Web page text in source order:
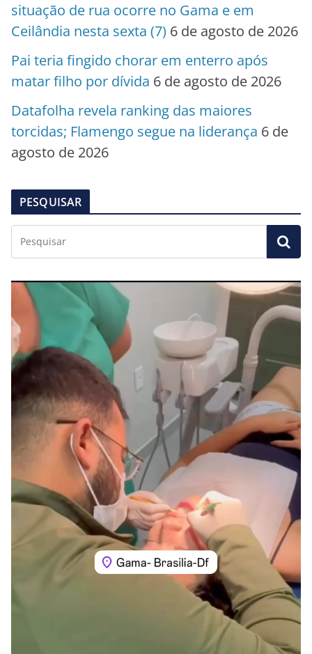
situação de rua ocorre no Gama e em
Ceilândia nesta sexta (7) 6 de agosto de 2026
Pai teria fingido chorar em enterro após
matar filho por dívida 6 de agosto de 2026
Datafolha revela ranking das maiores
torcidas; Flamengo segue na liderança 6 de
agosto de 2026
PESQUISAR